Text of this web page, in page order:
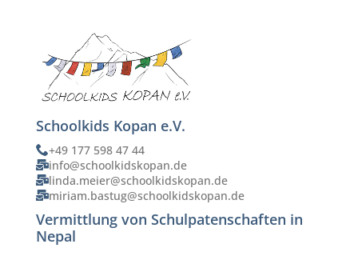
Schoolkids Kopan e.V.
+49 177 598 47 44
info@schoolkidskopan.de
linda.meier@schoolkidskopan.de
miriam.bastug@schoolkidskopan.de
Vermittlung von Schulpatenschaften in
Nepal